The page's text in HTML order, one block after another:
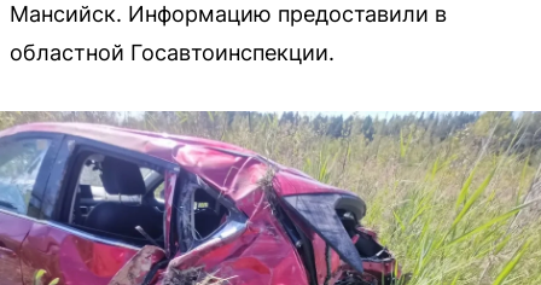
Мансийск. Информацию предоставили в
областной Госавтоинспекции.